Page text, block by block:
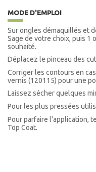
MODE D'EMPLOI
Sur ongles démaquillés et
Sage de votre choix, puis
souhaité.
Déplacez le pinceau des
Corriger les contours en
vernis (120115) pour une
Laissez sécher quelques
Pour les plus pressées
Pour parfaire l'application,
Top Coat.